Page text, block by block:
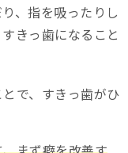
、指を吸ったりし
きっ歯になること
で、すきっ歯がひ